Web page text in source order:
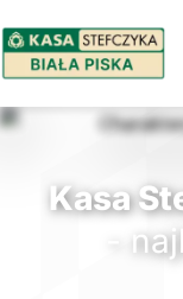
Kasa
-